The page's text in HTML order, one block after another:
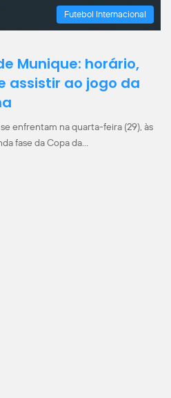
Futebol Internacional
Munique: horário,
assistir ao jogo da
enfrentam na quarta-feira (29), às
fase da Copa da…